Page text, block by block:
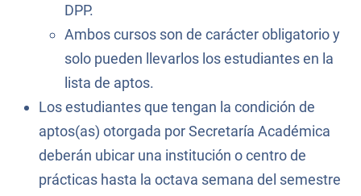
DPP.
Ambos cursos son de carácter obligatorio y
solo pueden llevarlos los estudiantes en la
lista de aptos.
Los estudiantes que tengan la condición de
aptos(as) otorgada por Secretaría Académica
deberán ubicar una institución o centro de
prácticas hasta la octava semana del semestre